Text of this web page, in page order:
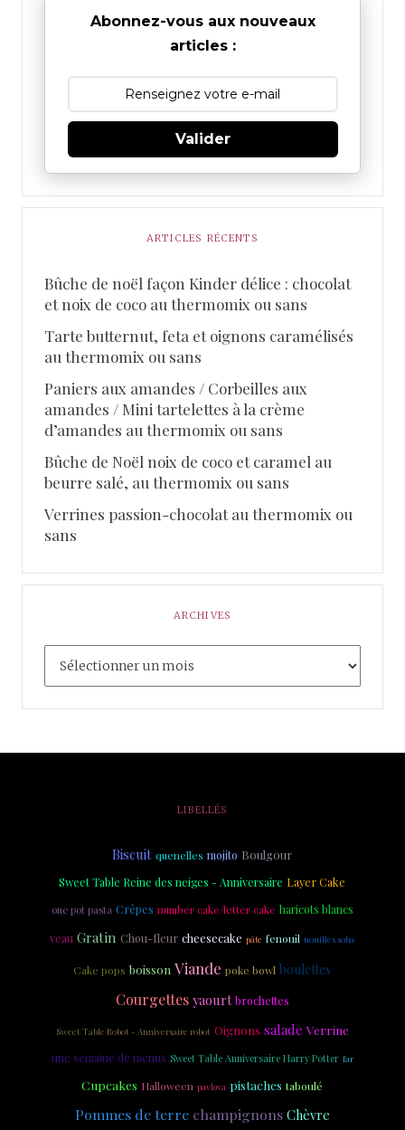
Abonnez-vous aux nouveaux
articles :
Valider
ARTICLES RÉCENTS
Bûche de noël façon Kinder délice : chocolat
et noix de coco au thermomix ou sans
Tarte butternut, feta et oignons caramélisés
au thermomix ou sans
Paniers aux amandes / Corbeilles aux
amandes / Mini tartelettes à la crème
d’amandes au thermomix ou sans
Bûche de Noël noix de coco et caramel au
beurre salé, au thermomix ou sans
Verrines passion-chocolat au thermomix ou
sans
ARCHIVES
LIBELLÉS
Biscuit quenelles mojito Boulgour
Sweet Table Reine des neiges - Anniversaire Layer Cake
one pot pasta Crêpes number cake/letter cake haricots blancs
veau Gratin Chou-fleur cheesecake pâte fenouil nouilles soba
Cake pops boisson Viande poke bowl boulettes
Courgettes yaourt brochettes
Sweet Table Robot - Anniversaire robot Oignons salade Verrine
une semaine de menus Sweet Table Anniversaire Harry Potter far
Cupcakes Halloween pavlova pistaches taboulé
Pommes de terre champignons Chèvre